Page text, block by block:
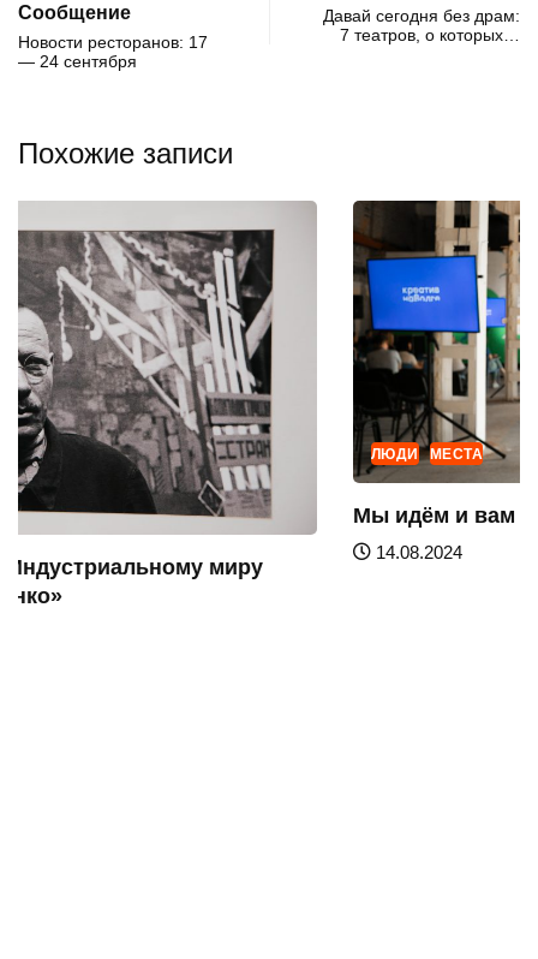
Сообщение
Новости ресторанов: 17
— 24 сентября
Давай сегодня без драм:
7 театров, о которых…
Похожие записи
ЛЮДИ МЕСТА
Мы идём и вам советуем: 5 причин...